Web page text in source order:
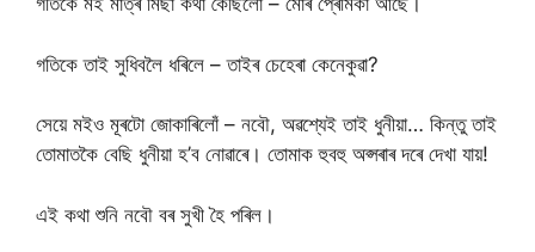
গতিকে তাই সুধিবলৈ ধৰিলে – তাইৰ চেহেৰা কেনেকুৱা?
সেয়ে মইও মূৰটো জোকাৰিলোঁ – নবৌ, অৱশ্যেই তাই ধুনীয়া… কিন্তু তাই
তোমাতকৈ বেছি ধুনীয়া হ’ব নোৱাৰে। তোমাক হুবহু অপ্সৰাৰ দৰে দেখা যায়!
এই কথা শুনি নবৌ বৰ সুখী হৈ পৰিল।